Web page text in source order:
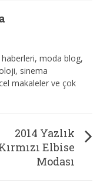
moda blog,
sinema
makaleler ve çok
2014 Yazlık
Elbise
Modası